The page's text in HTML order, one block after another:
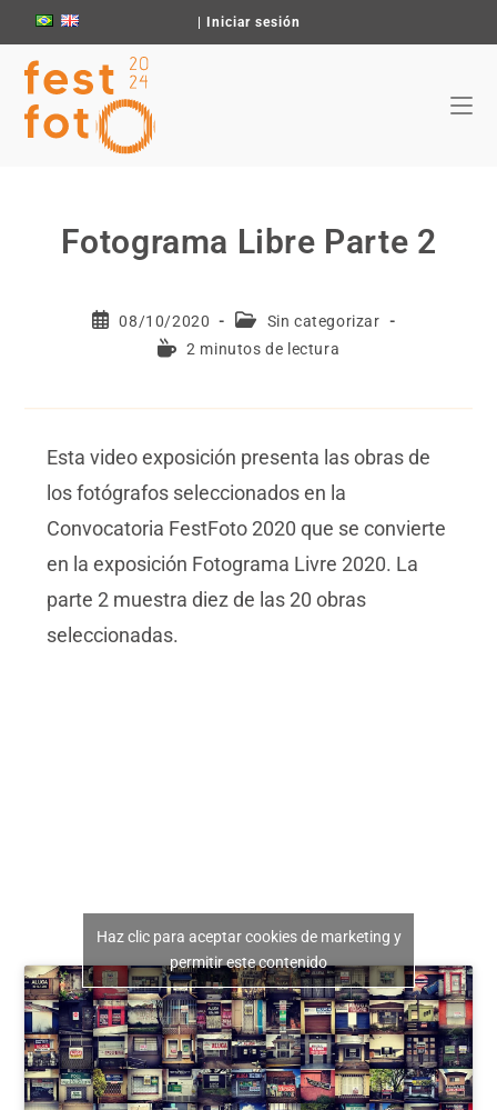
Iniciar sesión
Fotograma Libre Parte 2
08/10/2020
Sin categorizar
2 minutos de lectura
Esta video exposición presenta las obras de
los fotógrafos seleccionados en la
Convocatoria FestFoto 2020 que se convierte
en la exposición Fotograma Livre 2020. La
parte 2 muestra diez de las 20 obras
seleccionadas.
Haz clic para aceptar cookies de marketing y
permitir este contenido